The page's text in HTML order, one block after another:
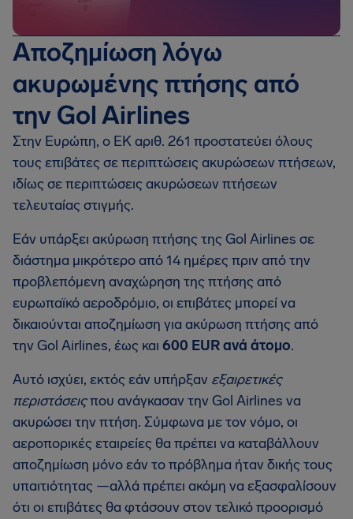
Αποζημίωση λόγω
ακυρωμένης πτήσης από
την Gol Airlines
Στην Ευρώπη, ο ΕΚ αριθ. 261 προστατεύει όλους
τους επιβάτες σε περιπτώσεις ακυρώσεων πτήσεων,
ιδίως σε περιπτώσεις ακυρώσεων πτήσεων
τελευταίας στιγμής.
Εάν υπάρξει ακύρωση πτήσης της Gol Airlines σε
διάστημα μικρότερο από 14 ημέρες πριν από την
προβλεπόμενη αναχώρηση της πτήσης από
ευρωπαϊκό αεροδρόμιο, οι επιβάτες μπορεί να
δικαιούνται αποζημίωση για ακύρωση πτήσης από
την Gol Airlines, έως και 600 EUR ανά άτομο.
Αυτό ισχύει, εκτός εάν υπήρξαν εξαιρετικές
περιστάσειςπου ανάγκασαν την Gol Airlines να
ακυρώσει την πτήση. Σύμφωνα με τον νόμο, οι
αεροπορικές εταιρείες θα πρέπει να καταβάλλουν
αποζημίωση μόνο εάν το πρόβλημα ήταν δικής τους
υπαιτιότητας —αλλά πρέπει ακόμη να εξασφαλίσουν
ότι οι επιβάτες θα φτάσουν στον τελικό προορισμό